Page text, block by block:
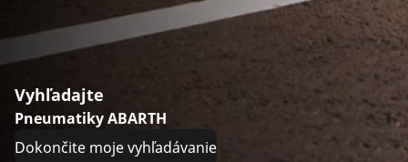
Vyhľadajte
Pneumatiky ABARTH
Dokončite moje vyhľadávanie